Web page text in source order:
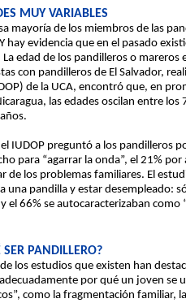
MUY VARIABLES
mayoría de los miembros de las
hay evidencia que en el pasado
La edad de los pandilleros o
con pandilleros de El Salvador,
de la UCA, encontró que, en
las edades oscilan entre
IUDOP preguntó a los pandilleros
para “agarrar la onda”, el 21%
de los problemas familiares. El
una pandilla y estar desempleado:
el 66% se autocaracterizaban como
SER PANDILLERO?
los estudios que existen han
por qué un joven se
como la fragmentación familiar,